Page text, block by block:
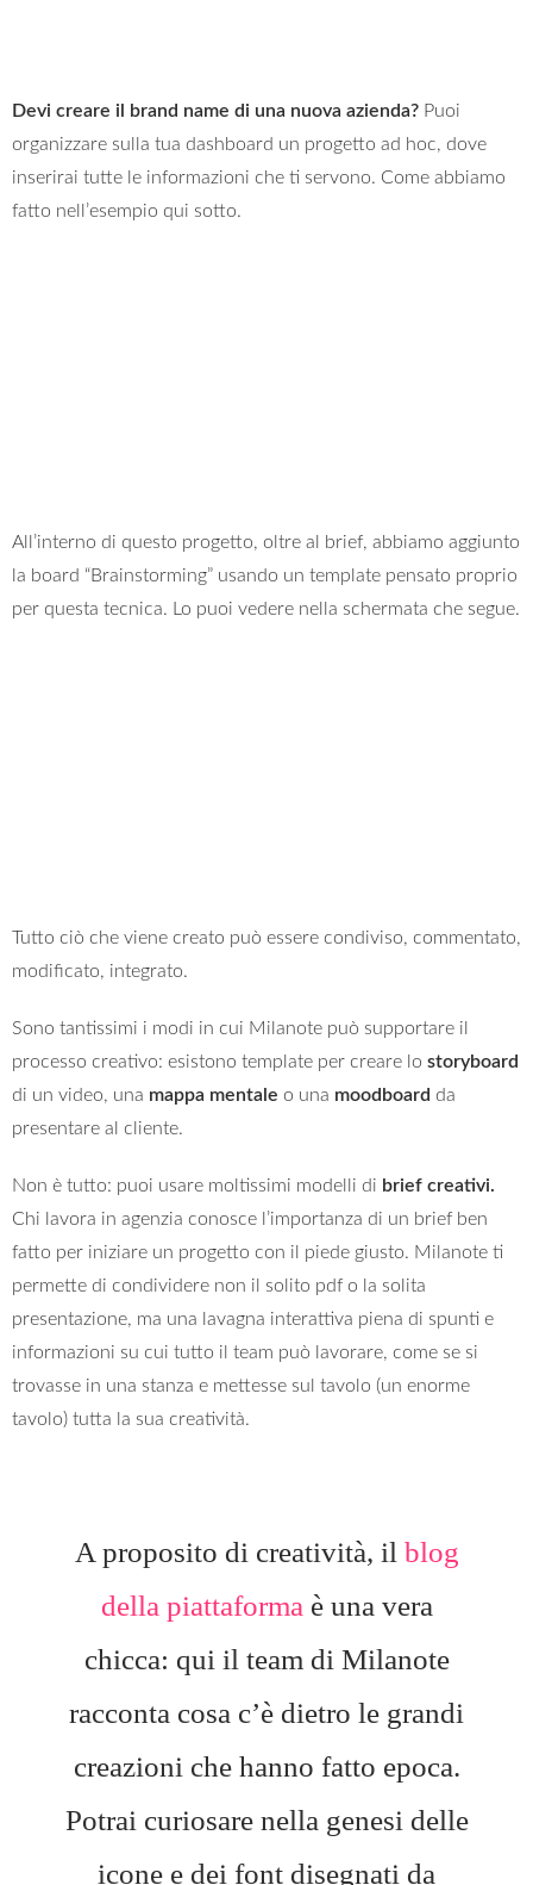
Devi creare il brand name di una nuova azienda? Puoi
organizzare sulla tua dashboard un progetto ad hoc, dove
inserirai tutte le informazioni che ti servono. Come abbiamo
fatto nell’esempio qui sotto.
All’interno di questo progetto, oltre al brief, abbiamo aggiunto
la board “Brainstorming” usando un template pensato proprio
per questa tecnica. Lo puoi vedere nella schermata che segue.
Tutto ciò che viene creato può essere condiviso, commentato,
modificato, integrato.
Sono tantissimi i modi in cui Milanote può supportare il
processo creativo: esistono template per creare lo storyboard
di un video, una mappa mentale o una moodboard da
presentare al cliente.
Non è tutto: puoi usare moltissimi modelli di brief creativi.
Chi lavora in agenzia conosce l’importanza di un brief ben
fatto per iniziare un progetto con il piede giusto. Milanote ti
permette di condividere non il solito pdf o la solita
presentazione, ma una lavagna interattiva piena di spunti e
informazioni su cui tutto il team può lavorare, come se si
trovasse in una stanza e mettesse sul tavolo (un enorme
tavolo) tutta la sua creatività.
A proposito di creatività, il blog
della piattaforma è una vera
chicca: qui il team di Milanote
racconta cosa c’è dietro le grandi
creazioni che hanno fatto epoca.
Potrai curiosare nella genesi delle
icone e dei font disegnati da